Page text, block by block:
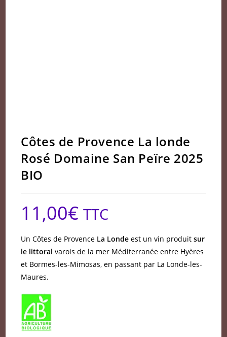
Côtes de Provence La londe
Rosé Domaine San Peïre 2025
BIO
11,00€ TTC
Un Côtes de Provence La Londe est un vin produit sur
le littoral varois de la mer Méditerranée entre Hyères
et Bormes-les-Mimosas, en passant par La Londe-les-
Maures.